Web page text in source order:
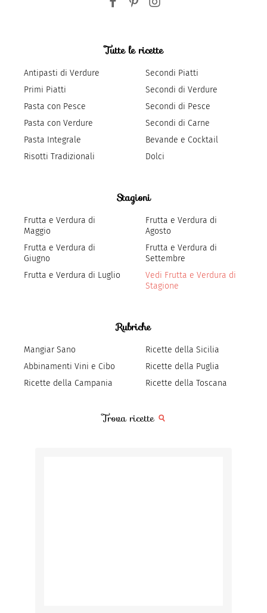
Tutte le ricette
Antipasti di Verdure
Primi Piatti
Pasta con Pesce
Pasta con Verdure
Pasta Integrale
Risotti Tradizionali
Secondi Piatti
Secondi di Verdure
Secondi di Pesce
Secondi di Carne
Bevande e Cocktail
Dolci
Stagioni
Frutta e Verdura di
Maggio
Frutta e Verdura di
Giugno
Frutta e Verdura di Luglio
Frutta e Verdura di
Agosto
Frutta e Verdura di
Settembre
Vedi Frutta e Verdura di
Stagione
Rubriche
Mangiar Sano
Abbinamenti Vini e Cibo
Ricette della Campania
Ricette della Sicilia
Ricette della Puglia
Ricette della Toscana
Trova ricette